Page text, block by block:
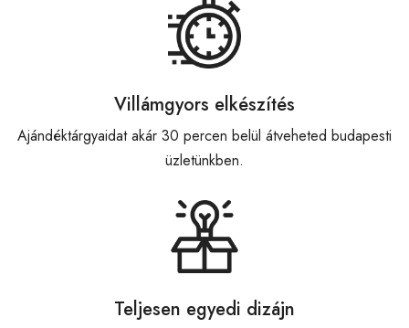
Villámgyors elkészítés
Ajándéktárgyaidat akár 30 percen belül átveheted budapesti
üzletünkben.
Teljesen egyedi dizájn